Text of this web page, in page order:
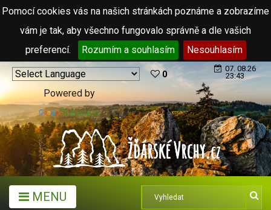
Pomocí cookies vás na našich stránkách poznáme a zobrazíme
vám je tak, aby všechno fungovalo správně a dle vašich
preferencí.
Rozumím a souhlasím Nesouhlasím
Powered by
Translate
0
07. 08.26
23:43
MENU